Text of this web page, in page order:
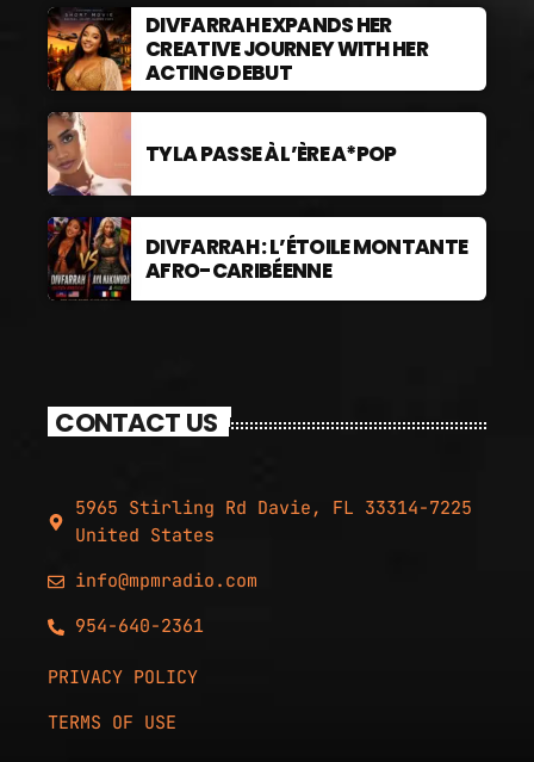
DIVFARRAH EXPANDS HER
CREATIVE JOURNEY WITH HER
ACTING DEBUT
TYLA PASSE À L’ÈRE A*POP
DIVFARRAH : L’ÉTOILE MONTANTE
AFRO-CARIBÉENNE
CONTACT US
5965 Stirling Rd Davie, FL 33314-7225
United States
info@mpmradio.com
954-640-2361
PRIVACY POLICY
TERMS OF USE